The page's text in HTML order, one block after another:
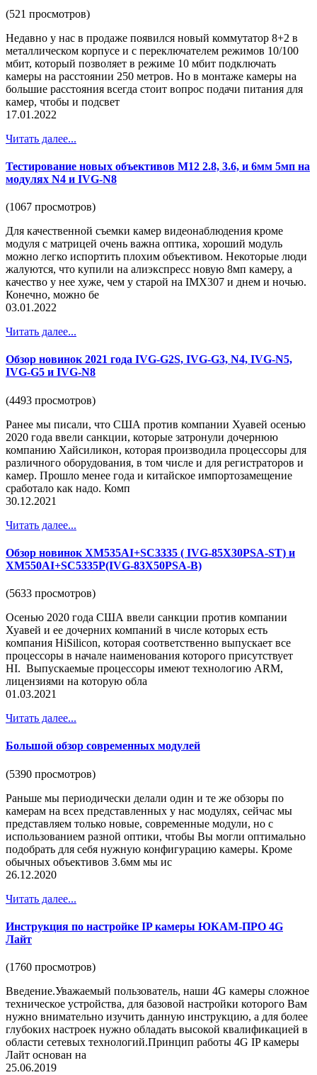
(521 просмотров)
Недавно у нас в продаже появился новый коммутатор 8+2 в
металлическом корпусе и с переключателем режимов 10/100
мбит, который позволяет в режиме 10 мбит подключать
камеры на расстоянии 250 метров. Но в монтаже камеры на
большие расстояния всегда стоит вопрос подачи питания для
камер, чтобы и подсвет
17.01.2022
Читать далее...
Тестирование новых объективов М12 2.8, 3.6, и 6мм 5мп на
модулях N4 и IVG-N8
(1067 просмотров)
Для качественной съемки камер видеонаблюдения кроме
модуля с матрицей очень важна оптика, хороший модуль
можно легко испортить плохим объективом. Некоторые люди
жалуются, что купили на алиэкспресс новую 8мп камеру, а
качество у нее хуже, чем у старой на IMX307 и днем и ночью.
Конечно, можно бе
03.01.2022
Читать далее...
Обзор новинок 2021 года IVG-G2S, IVG-G3, N4, IVG-N5,
IVG-G5 и IVG-N8
(4493 просмотров)
Ранее мы писали, что США против компании Хуавей осенью
2020 года ввели санкции, которые затронули дочернюю
компанию Хайсиликон, которая производила процессоры для
различного оборудования, в том числе и для регистраторов и
камер. Прошло менее года и китайское импортозамещение
сработало как надо. Комп
30.12.2021
Читать далее...
Обзор новинок XM535AI+SC3335 ( IVG-85X30PSA-ST) и
XM550AI+SC5335P(IVG-83X50PSA-B)
(5633 просмотров)
Осенью 2020 года США ввели санкции против компании
Хуавей и ее дочерних компаний в числе которых есть
компания HiSilicon, которая соответственно выпускает все
процессоры в начале наименования которого присутствует
HI. Выпускаемые процессоры имеют технологию ARM,
лицензиями на которую обла
01.03.2021
Читать далее...
Большой обзор современных модулей
(5390 просмотров)
Раньше мы периодически делали один и те же обзоры по
камерам на всех представленных у нас модулях, сейчас мы
представляем только новые, современные модули, но с
использованием разной оптики, чтобы Вы могли оптимально
подобрать для себя нужную конфигурацию камеры. Кроме
обычных объективов 3.6мм мы ис
26.12.2020
Читать далее...
Инструкция по настройке IP камеры ЮКАМ-ПРО 4G
Лайт
(1760 просмотров)
Введение.Уважаемый пользователь, наши 4G камеры сложное
техническое устройства, для базовой настройки которого Вам
нужно внимательно изучить данную инструкцию, а для более
глубоких настроек нужно обладать высокой квалификацией в
области сетевых технологий.Принцип работы 4G IP камеры
Лайт основан на
25.06.2019